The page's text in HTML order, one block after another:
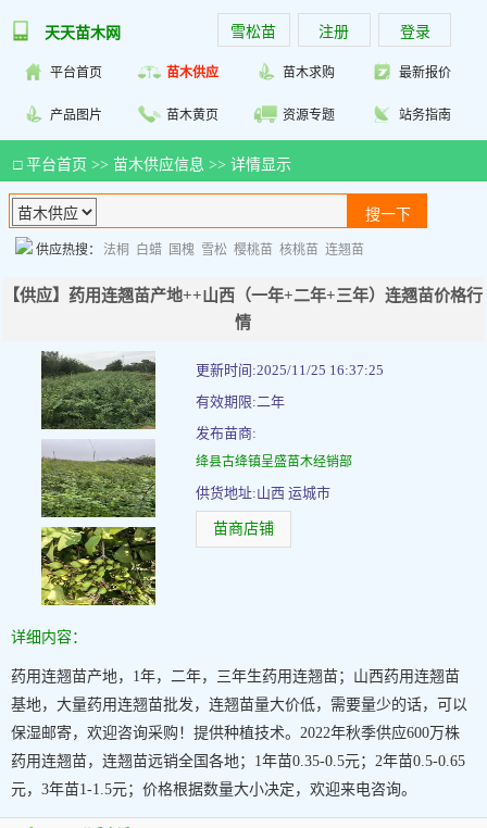
天天苗木网 雪松苗 注册 登录
平台首页 苗木供应 苗木求购 最新报价
产品图片 苗木黄页 资源专题 站务指南
□ 平台首页 >> 苗木供应信息 >> 详情显示
供应热搜： 法桐 白蜡 国槐 雪松 樱桃苗 核桃苗 连翘苗
【供应】药用连翘苗产地++山西（一年+二年+三年）连翘苗价格行
情
更新时间:2025/11/25 16:37:25
有效期限:二年
发布苗商:
绛县古绛镇呈盛苗木经销部
供货地址:山西 运城市
苗商店铺
详细内容：
药用连翘苗产地，1年，二年，三年生药用连翘苗；山西药用连翘苗
基地，大量药用连翘苗批发，连翘苗量大价低，需要量少的话，可以
保湿邮寄，欢迎咨询采购！提供种植技术。2022年秋季供应600万株
药用连翘苗，连翘苗远销全国各地；1年苗0.35-0.5元；2年苗0.5-0.65
元，3年苗1-1.5元；价格根据数量大小决定，欢迎来电咨询。